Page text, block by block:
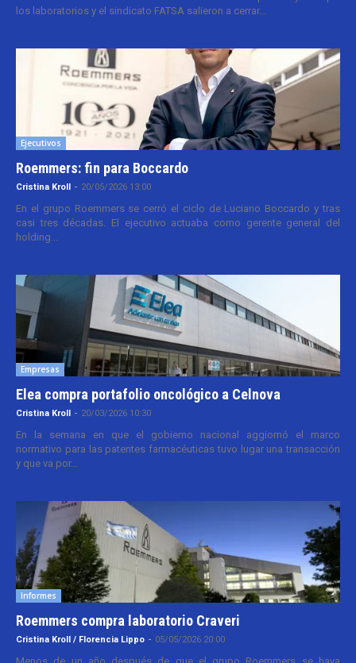
los laboratorios y el sindicato FATSA salieron a cerrar...
Ejecutivos
Roemmers: fin para Boccardo
Cristina Kroll - 20/05/2026 13:00
En el grupo Roemmers se cerró el ciclo de Luciano Boccardo y tras
casi tres décadas. El ejecutivo actuaba como gerente general del
holding...
Empresas
Elea compra portafolio oncológico a Celnova
Cristina Kroll - 20/03/2026 10:30
En la semana en que el gobierno nacional aggiornó el marco
normativo para las patentes farmacéuticas tuvo lugar una transacción
y que va por...
Informes
Roemmers compra laboratorio Craveri
Cristina Kroll / Florencia Lippo - 05/05/2026 20:00